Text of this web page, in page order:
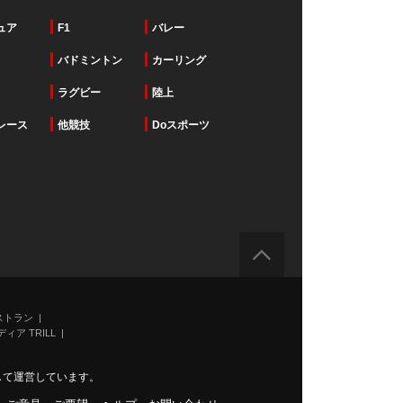
ア F1 バレー
バドミントン カーリング
ラグビー 陸上
ース 他競技 Doスポーツ
ラン
ィア TRILL
運営しています。